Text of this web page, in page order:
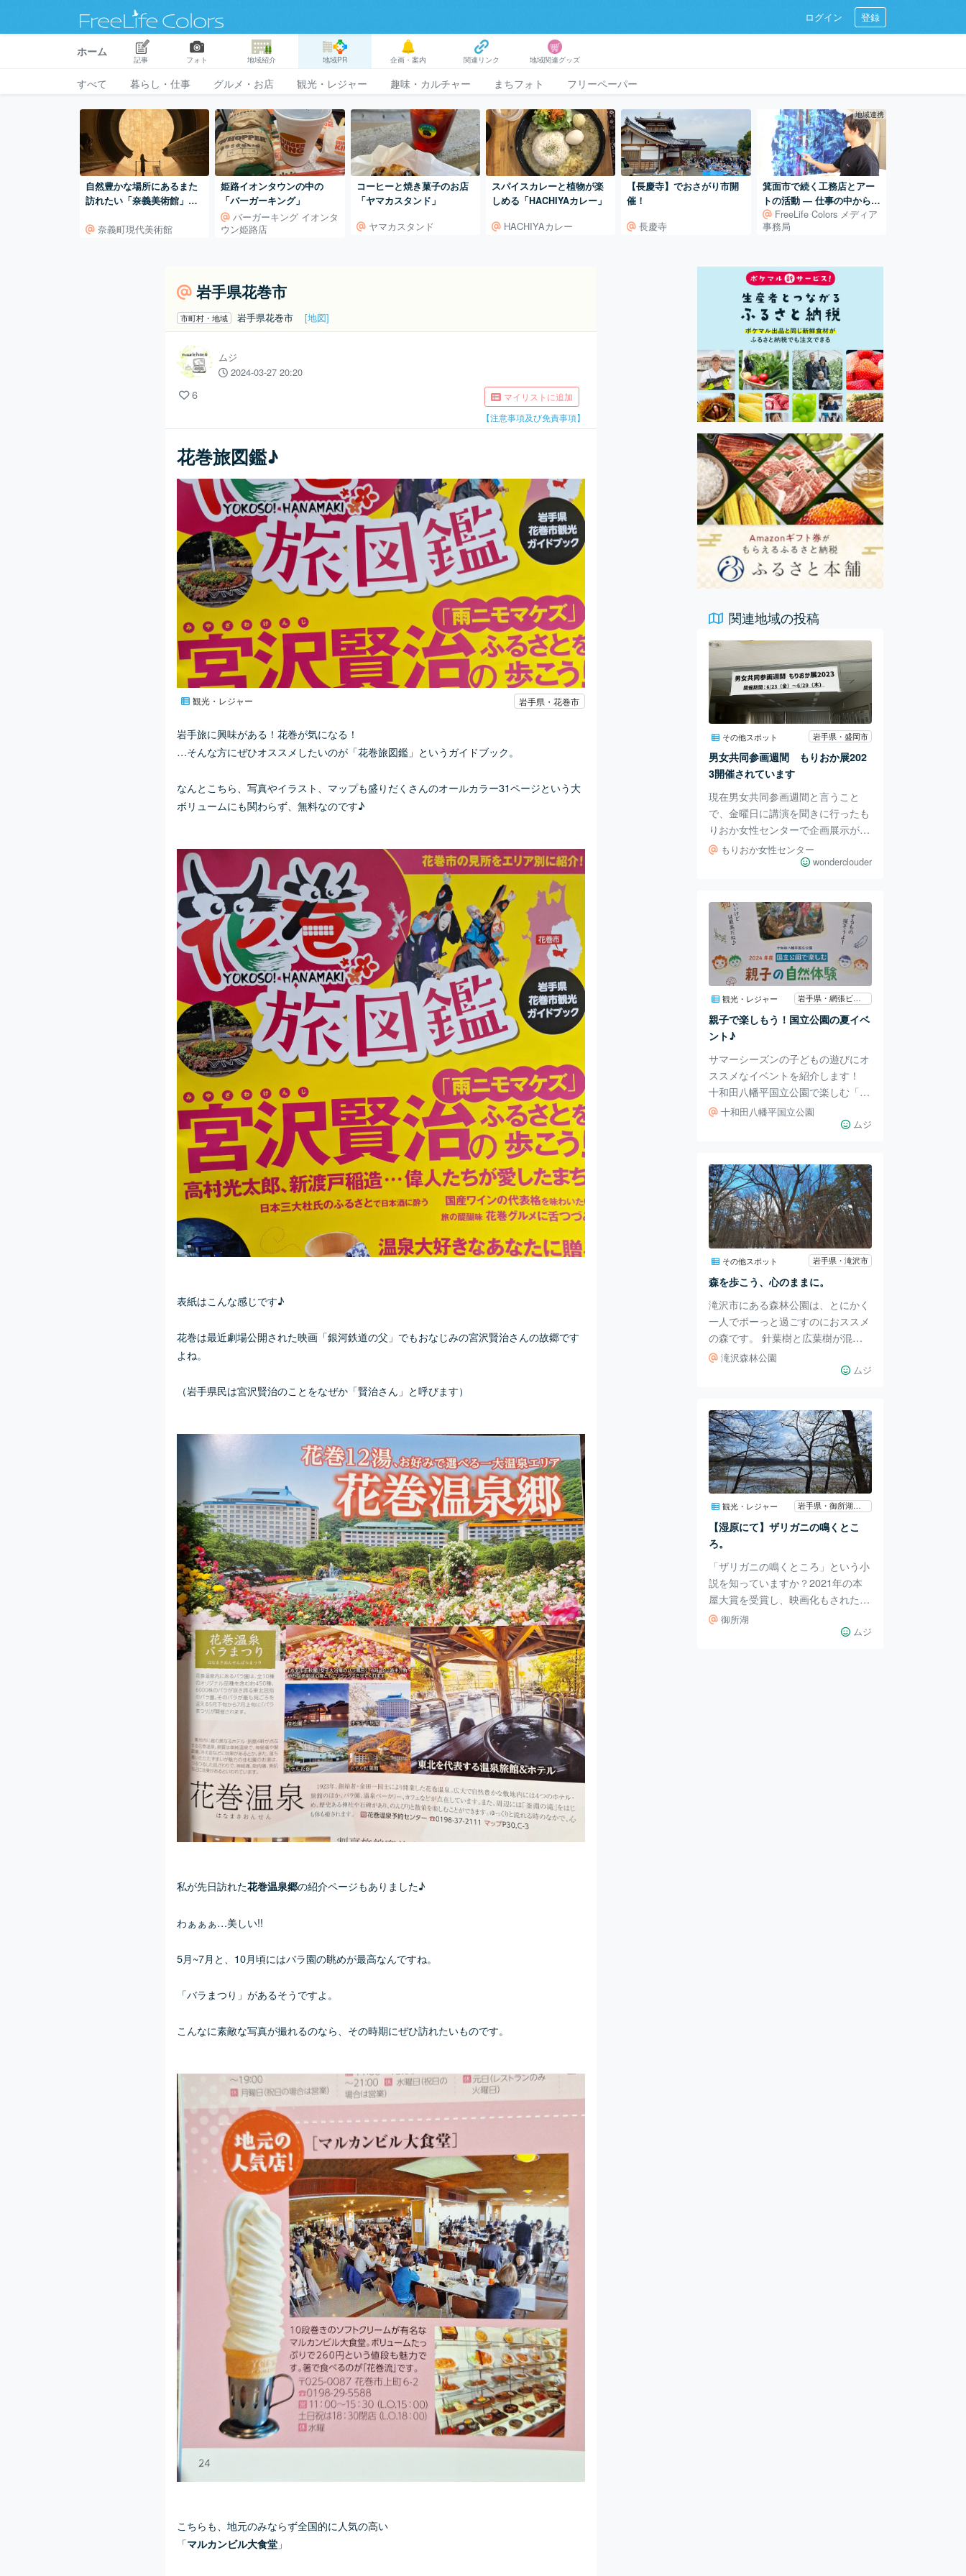
ログイン 登録
ホーム
記事 フォト 地域紹介 地域PR 企画・案内 関連リンク 地域関連グッズ
すべて 暮らし・仕事 グルメ・お店 観光・レジャー 趣味・カルチャー まちフォト フリーペーパー
自然豊かな場所にあるまた
訪れたい「奈義美術館」で
奈義町現代美術館
姫路イオンタウンの中の
「バーガーキング」
バーガーキング イオンタ
ウン姫路店
コーヒーと焼き菓子のお店
「ヤマカスタンド」
ヤマカスタンド
スパイスカレーと植物が楽
しめる「HACHIYAカレー」
HACHIYAカレー
【長慶寺】でおさがり市開
催！
長慶寺
地域連携
箕面市で続く工務店とアー
トの活動 ― 仕事の中から広
がるアート制作
FreeLife Colors メディア
事務局
岩手県花巻市
市町村・地域 岩手県花巻市 [地図]
ムジ
2024-03-27 20:20
6
マイリストに追加
【注意事項及び免責事項】
花巻旅図鑑♪
観光・レジャー 岩手県・花巻市
岩手旅に興味がある！花巻が気になる！
…そんな方にぜひオススメしたいのが「花巻旅図鑑」というガイドブック。
なんとこちら、写真やイラスト、マップも盛りだくさんのオールカラー31ページという大
ボリュームにも関わらず、無料なのです♪
表紙はこんな感じです♪
花巻は最近劇場公開された映画「銀河鉄道の父」でもおなじみの宮沢賢治さんの故郷です
よね。
（岩手県民は宮沢賢治のことをなぜか「賢治さん」と呼びます）
私が先日訪れた花巻温泉郷の紹介ページもありました♪
わぁぁぁ…美しい!!
5月~7月と、10月頃にはバラ園の眺めが最高なんですね。
「バラまつり」があるそうですよ。
こんなに素敵な写真が撮れるのなら、その時期にぜひ訪れたいものです。
こちらも、地元のみならず全国的に人気の高い
「マルカンビル大食堂」
関連地域の投稿
その他スポット 岩手県・盛岡市
男女共同参画週間 もりおか展202
3開催されています
現在男女共同参画週間と言うこと
で、金曜日に講演を聞きに行ったも
りおか女性センターで企画展示が行
われています。 もりおか女性セン
ターがある場所は岩手銀行赤レンガ
ています。 展示はこんな感じ。ジ
ェンダーのモヤモヤがSNS形式で紹
介されていて、読みながら思わず
「あるある！」と思ってしまいまし
た。 イラストもかわいい！プロの
方が描かれているそう。 なんだか
めんどくさいテーマと思うかもしれ
ませんが、私たちがいかに固定観念
に支配されてるかに気付
もりおか女性センター
wonderclouder
観光・レジャー 岩手県・網張ビジターセンター
親子で楽しもう！国立公園の夏イベ
ント♪
サマーシーズンの子どもの遊びにオ
ススメなイベントを紹介します！
十和田八幡平国立公園で楽しむ「親
子の自然体験」がとても楽しそうで
すよ♪ 主催は網張ビジターセンター
（土）18:50～20:50 約2時間をかけ
て、星の先生たちと一緒に夜の散歩
に出かけるイベントです。 星の瞬
く夜空の下、森を抜けた先にあるゲ
レンデに寝転んで夏の星座を観察し
てみましょう。…と書いてありま
す。 わぁぁ、なんとも素敵なイベ
ントですね♪ 夏の夜に、ドキドキハ
ラハ
十和田八幡平国立公園
ムジ
その他スポット 岩手県・滝沢市
森を歩こう、心のままに。
滝沢市にある森林公園は、とにかく
一人でボーっと過ごすのにおススメ
の森です。 針葉樹と広葉樹が混在
する、広大な面積（約60ヘクター
ル）の自然林を、ただ自分のペース
アにするのには十分な助けになるは
ずです。 駐車場の先へ進むとす
ぐ、シンプルな案内看板が目に入り
ます。 案内板だけ見ると「楽に一
周できるんじゃないかな」と思いま
すが...全然そんなことはありませ
ん。私は一周回るのに1時間弱かか
りました。 この日は、ボーっと歩
きながら頭を空っぽに
滝沢森林公園
ムジ
観光・レジャー 岩手県・御所湖の湿原
【湿原にて】ザリガニの鳴くとこ
ろ。
「ザリガニの鳴くところ」という小
説を知っていますか？2021年の本
屋大賞を受賞し、映画化もされた作
品です。 舞台はノースカロライナ
の湿地。 小説も映画も私は大好き
御所湖
ムジ